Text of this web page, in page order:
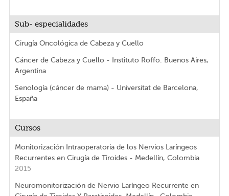
Sub- especialidades
Cirugía Oncológica de Cabeza y Cuello
Cáncer de Cabeza y Cuello - Instituto Roffo. Buenos Aires,
Argentina
Senología (cáncer de mama) - Universitat de Barcelona,
España
Cursos
Monitorización Intraoperatoria de los Nervios Laríngeos
Recurrentes en Cirugía de Tiroides - Medellín, Colombia
2015
Neuromonitorización de Nervio Laríngeo Recurrente en